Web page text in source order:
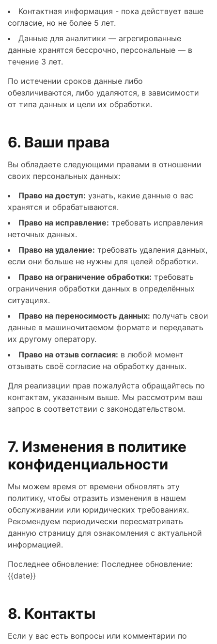
Контактная информация - пока действует ваше
согласие, но не более 5 лет.
Данные для аналитики — агрегированные
данные хранятся бессрочно, персональные — в
течение 3 лет.
По истечении сроков данные либо
обезличиваются, либо удаляются, в зависимости
от типа данных и цели их обработки.
6. Ваши права
Вы обладаете следующими правами в отношении
своих персональных данных:
Право на доступ: узнать, какие данные о вас
хранятся и обрабатываются.
Право на исправление: требовать исправления
неточных данных.
Право на удаление: требовать удаления данных,
если они больше не нужны для целей обработки.
Право на ограничение обработки: требовать
ограничения обработки данных в определённых
ситуациях.
Право на переносимость данных: получать свои
данные в машиночитаемом формате и передавать
их другому оператору.
Право на отзыв согласия: в любой момент
отзывать своё согласие на обработку данных.
Для реализации прав пожалуйста обращайтесь по
контактам, указанным выше. Мы рассмотрим ваш
запрос в соответствии с законодательством.
7. Изменения в политике
конфиденциальности
Мы можем время от времени обновлять эту
политику, чтобы отразить изменения в нашем
обслуживании или юридических требованиях.
Рекомендуем периодически пересматривать
данную страницу для ознакомления с актуальной
информацией.
Последнее обновление: Последнее обновление:
{{date}}
8. Контакты
Если у вас есть вопросы или комментарии по